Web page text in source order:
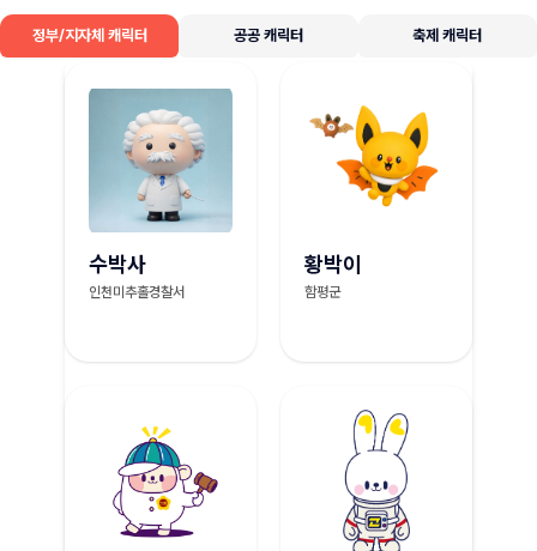
정부/지자체 캐릭터 공공 캐릭터 축제 캐릭터
수박사
인천미추홀경찰서
황박이
함평군